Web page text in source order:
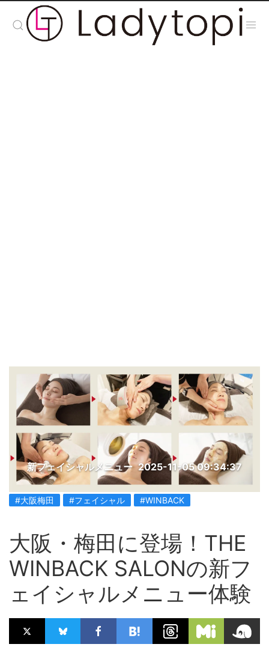
新フェイシャルメニュー 2025-11-05 09:34:37
#大阪梅田 #フェイシャル #WINBACK
大阪・梅田に登場！THE
WINBACK SALONの新フ
ェイシャルメニュー体験